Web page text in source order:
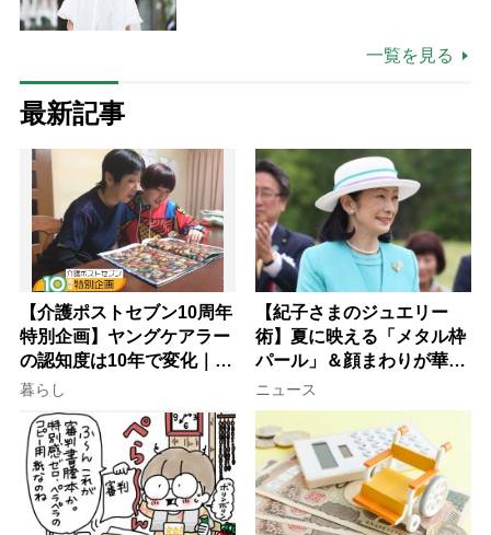
一覧を見る
最新記事
【介護ポストセブン10周年
特別企画】ヤングケアラー
の認知度は10年で変化｜流
行語大賞にノミネート、法
律にも明記されたが果たし
て現在は？
暮らし
【紀子さまのジュエリー
術】夏に映える「メタル枠
パール」＆顔まわりが華や
ぐ「揺れる一粒」の使い分
け方
ニュース